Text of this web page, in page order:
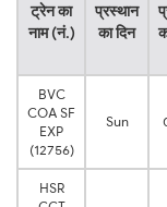
ट्रेन का
नाम (नं.)
प्रस्थान
का दिन
BVC
COA SF
EXP
(12756)
Sun
HSR